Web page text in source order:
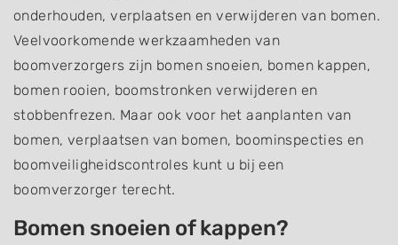
onderhouden, verplaatsen en verwijderen van bomen.
Veelvoorkomende werkzaamheden van
boomverzorgers zijn bomen snoeien, bomen kappen,
bomen rooien, boomstronken verwijderen en
stobbenfrezen. Maar ook voor het aanplanten van
bomen, verplaatsen van bomen, boominspecties en
boomveiligheidscontroles kunt u bij een
boomverzorger terecht.
Bomen snoeien of kappen?